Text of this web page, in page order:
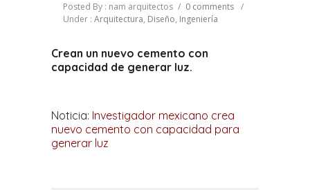
Posted By : nam arquitectos / 0 comments /
Under : Arquitectura, Diseño, Ingeniería
Crean un nuevo cemento con
capacidad de generar luz.
Noticia: Investigador mexicano crea
nuevo cemento con capacidad para
generar luz